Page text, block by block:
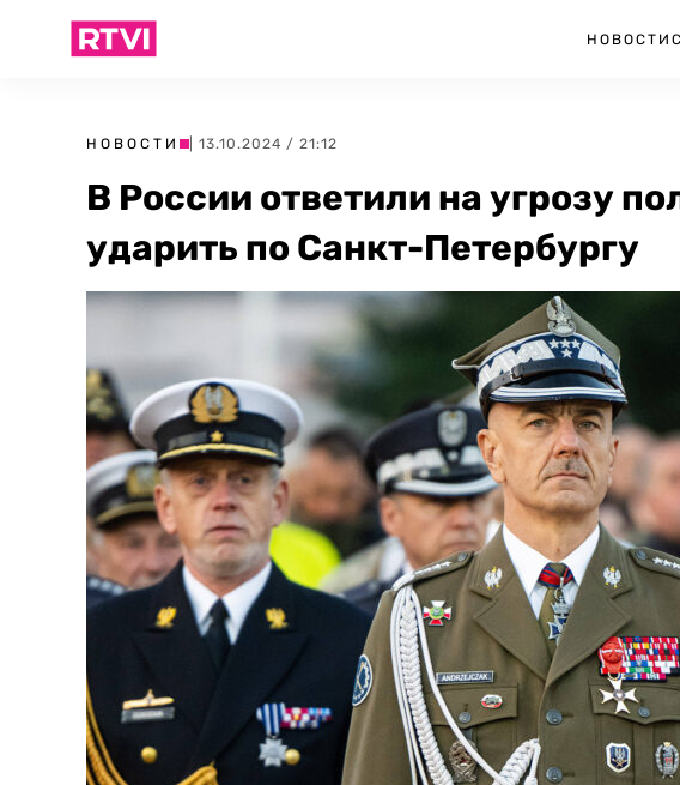
НОВОСТИ
НОВОСТИ | 13.10.2024 / 21:12
В России ответили на угрозу
ударить по Санкт-Петербургу